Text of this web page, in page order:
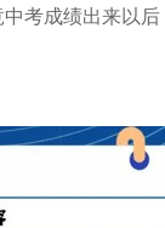
考成绩出来以